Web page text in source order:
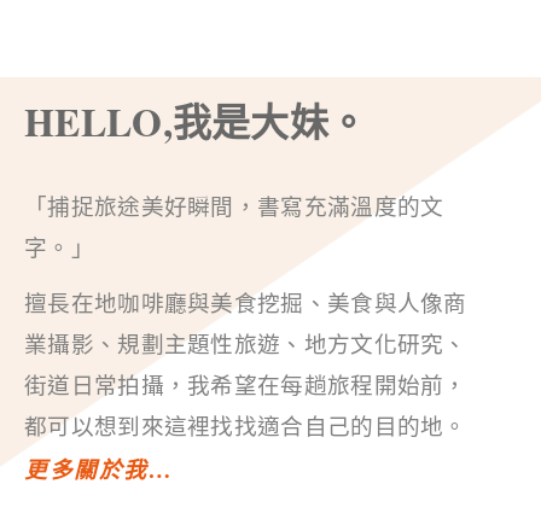
HELLO,我是大妹。
「捕捉旅途美好瞬間，書寫充滿溫度的文
字。」
擅長在地咖啡廳與美食挖掘、美食與人像商
業攝影、規劃主題性旅遊、地方文化研究、
街道日常拍攝，我希望在每趟旅程開始前，
都可以想到來這裡找找適合自己的目的地。
更多關於我…